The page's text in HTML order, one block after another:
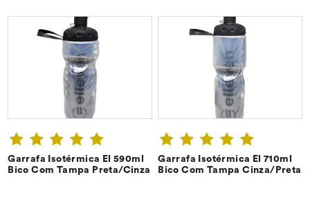
CONFIRA ➔
Garrafa Isotérmica El 590ml
Bico Com Tampa Preta/Cinza
CONFIRA ➔
Garrafa Isotérmica El 710ml
Bico Com Tampa Cinza/Preta